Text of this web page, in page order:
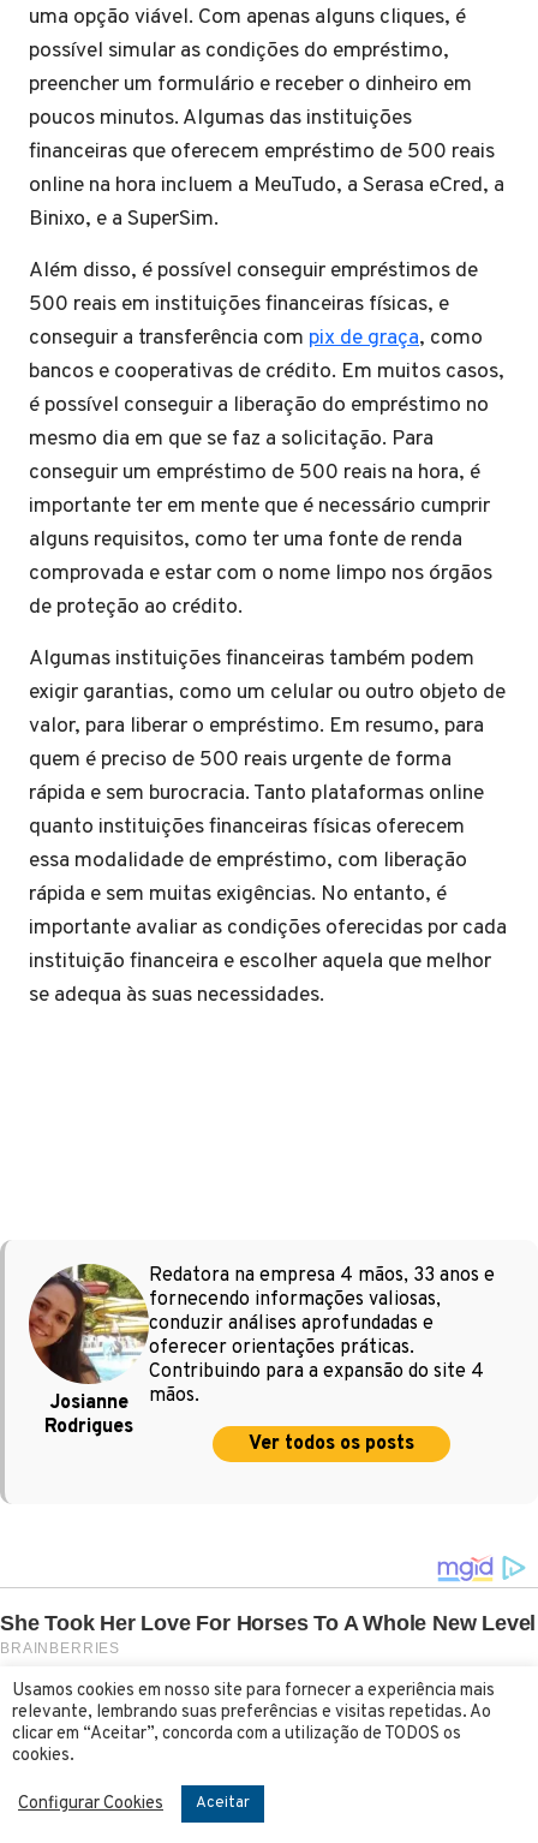
uma opção viável. Com apenas alguns cliques, é
possível simular as condições do empréstimo,
preencher um formulário e receber o dinheiro em
poucos minutos. Algumas das instituições
financeiras que oferecem empréstimo de 500 reais
online na hora incluem a MeuTudo, a Serasa eCred, a
Binixo, e a SuperSim.
Além disso, é possível conseguir empréstimos de
500 reais em instituições financeiras físicas, e
conseguir a transferência com pix de graça, como
bancos e cooperativas de crédito. Em muitos casos,
é possível conseguir a liberação do empréstimo no
mesmo dia em que se faz a solicitação. Para
conseguir um empréstimo de 500 reais na hora, é
importante ter em mente que é necessário cumprir
alguns requisitos, como ter uma fonte de renda
comprovada e estar com o nome limpo nos órgãos
de proteção ao crédito.
Algumas instituições financeiras também podem
exigir garantias, como um celular ou outro objeto de
valor, para liberar o empréstimo. Em resumo, para
quem é preciso de 500 reais urgente de forma
rápida e sem burocracia. Tanto plataformas online
quanto instituições financeiras físicas oferecem
essa modalidade de empréstimo, com liberação
rápida e sem muitas exigências. No entanto, é
importante avaliar as condições oferecidas por cada
instituição financeira e escolher aquela que melhor
se adequa às suas necessidades.
Josianne
Rodrigues
Redatora na empresa 4 mãos, 33 anos e
fornecendo informações valiosas,
conduzir análises aprofundadas e
oferecer orientações práticas.
Contribuindo para a expansão do site 4
mãos.
Ver todos os posts
Usamos cookies em nosso site para fornecer a experiência mais
relevante, lembrando suas preferências e visitas repetidas. Ao
clicar em “Aceitar”, concorda com a utilização de TODOS os
cookies.
Configurar Cookies Aceitar